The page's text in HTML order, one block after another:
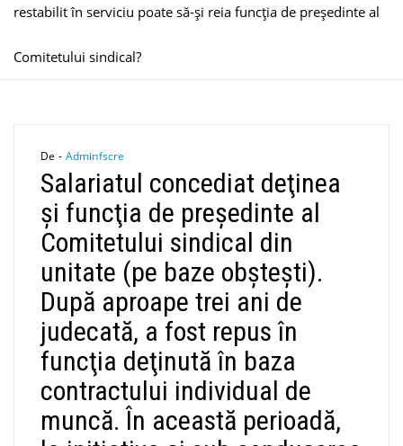
restabilit în serviciu poate să-şi reia funcţia de preşedinte al
Comitetului sindical?
De - Adminfscre
Salariatul concediat deţinea
şi funcţia de preşedinte al
Comitetului sindical din
unitate (pe baze obşteşti).
După aproape trei ani de
judecată, a fost repus în
funcţia deţinută în baza
contractului individual de
muncă. În această perioadă,